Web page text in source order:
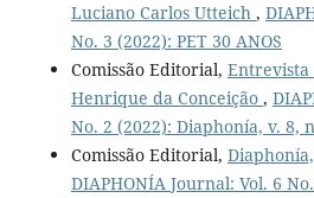
Luciano Carlos Utteich ,
No. 3 (2022): PET 30 ANOS
Comissão Editorial, Entrevista
Henrique da Conceição ,
No. 2 (2022): Diaphonía, v. 8,
Comissão Editorial,
DIAPHONÍA Journal: Vol. 6